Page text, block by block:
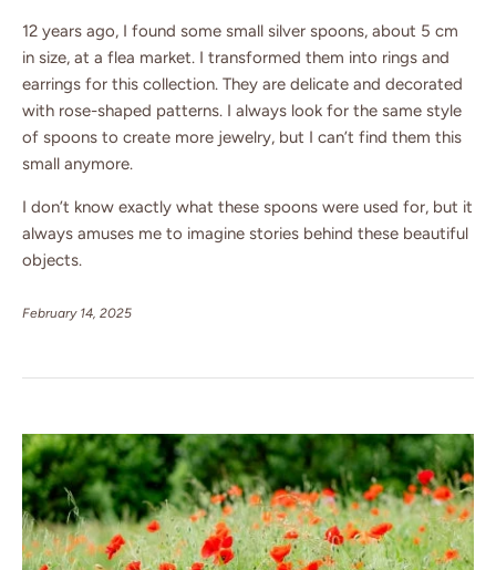
12 years ago, I found some small silver spoons, about 5 cm
in size, at a flea market. I transformed them into rings and
earrings for this collection. They are delicate and decorated
with rose-shaped patterns. I always look for the same style
of spoons to create more jewelry, but I can’t find them this
small anymore.
I don’t know exactly what these spoons were used for, but it
always amuses me to imagine stories behind these beautiful
objects.
February 14, 2025